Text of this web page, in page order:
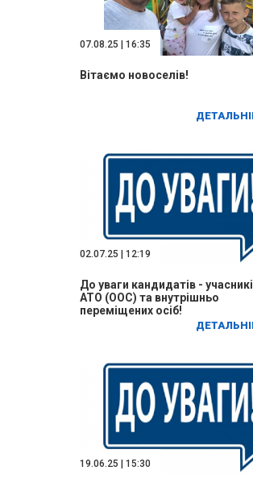
07.08.25 | 16:35
Вітаємо новоселів!
02.07.25 | 12:19
До уваги кандидатів -
АТО (ООС) та внутрішньо
переміщених осіб!
19.06.25 | 15:30